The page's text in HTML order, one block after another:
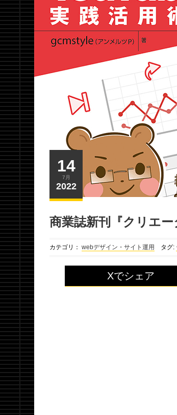
14
7月
2022
商業誌新刊『クリエ
カテゴリ： webデザイン・サイト運用 タグ:
Xでシェア